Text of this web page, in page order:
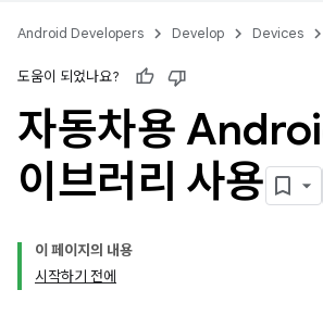
Android Developers Develop Devices
도움이 되었나요?
자동차용
이브러리 사용
이 페이지의 내용
시작하기 전에